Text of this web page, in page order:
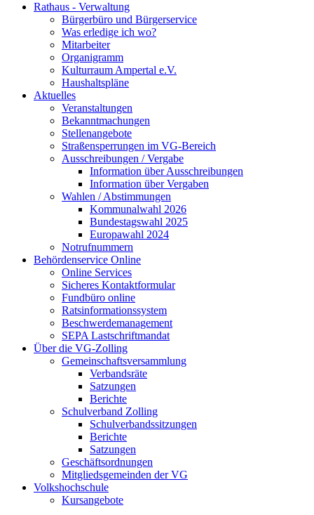
Rathaus - Verwaltung
Bürgerbüro und Bürgerservice
Was erledige ich wo?
Mitarbeiter
Organigramm
Kulturraum Ampertal e.V.
Haushaltspläne
Aktuelles
Veranstaltungen
Bekanntmachungen
Stellenangebote
Straßensperrungen im VG-Bereich
Ausschreibungen / Vergabe
Information über Ausschreibungen
Information über Vergaben
Wahlen / Abstimmungen
Kommunalwahl 2026
Bundestagswahl 2025
Europawahl 2024
Notrufnummern
Behördenservice Online
Online Services
Sicheres Kontaktformular
Fundbüro online
Ratsinformationssystem
Beschwerdemanagement
SEPA Lastschriftmandat
Über die VG-Zolling
Gemeinschaftsversammlung
Verbandsräte
Satzungen
Berichte
Schulverband Zolling
Schulverbandssitzungen
Berichte
Satzungen
Geschäftsordnungen
Mitgliedsgemeinden der VG
Volkshochschule
Kursangebote